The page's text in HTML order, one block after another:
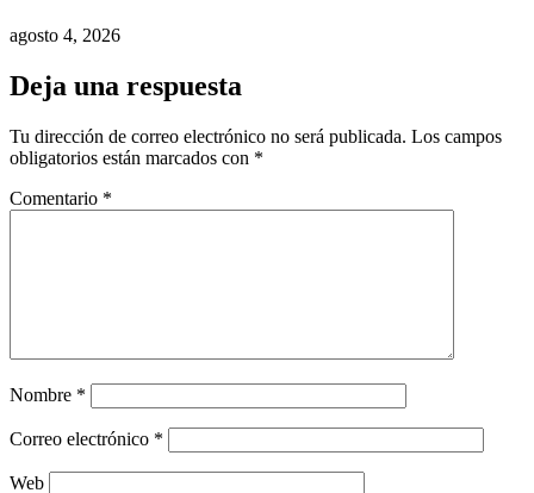
agosto 4, 2026
Deja una respuesta
Tu dirección de correo electrónico no será publicada. Los campos
obligatorios están marcados con *
Comentario *
Nombre *
Correo electrónico *
Web